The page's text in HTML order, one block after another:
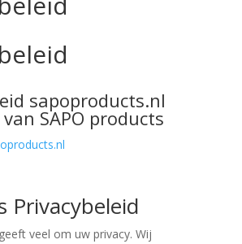
sapoproducts.nl
SAPO products
Privacybeleid
veel om uw privacy. Wij